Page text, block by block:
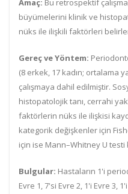
Amaç: Bu retrospektif
büyümelerini klinik ve
nüks ile ilişkili faktörleri
Gereç ve Yöntem:
(8 erkek, 17 kadın; ortalama
çalışmaya dahil edilmiştir.
histopatolojik tanı, cerrahi
faktörlerin nüks ile ilişkisi
kategorik değişkenler için
için ise Mann–Whitney U testi
Bulgular: Hastaların 1'i
Evre 1, 7'si Evre 2, 1'i Evre 3,